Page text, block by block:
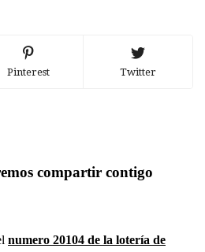
Pinterest Twitter
compartir contigo
numero 20104 de la lotería de